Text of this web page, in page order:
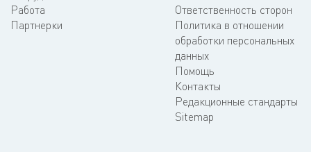
Работа
Партнерки
Ответственность сторон
Политика в отношении
обработки персональных
данных
Помощь
Контакты
Редакционные стандарты
Sitemap